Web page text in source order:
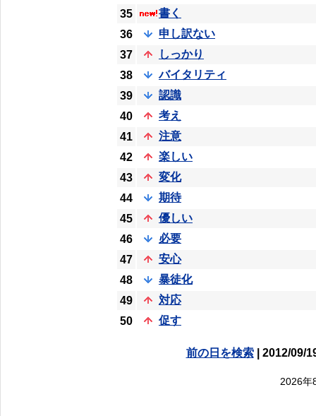
35
書く
36
申し訳ない
37
しっかり
38
バイタリティ
39
認識
40
考え
41
注意
42
楽しい
43
変化
44
期待
45
優しい
46
必要
47
安心
48
暴徒化
49
対応
50
促す
前の日を検索| 2012/09/
2026年